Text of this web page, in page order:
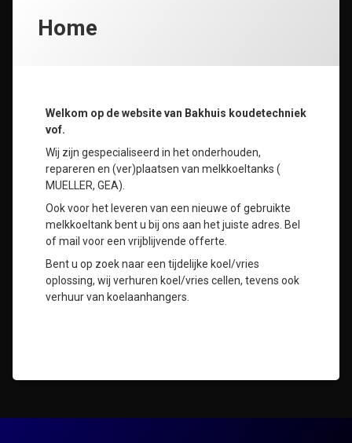
Home
Welkom op de website van Bakhuis koudetechniek
vof.
Wij zijn gespecialiseerd in het onderhouden,
repareren en (ver)plaatsen van melkkoeltanks (
MUELLER, GEA).
Ook voor het leveren van een nieuwe of gebruikte
melkkoeltank bent u bij ons aan het juiste adres. Bel
of mail voor een vrijblijvende offerte.
Bent u op zoek naar een tijdelijke koel/vries
oplossing, wij verhuren koel/vries cellen, tevens ook
verhuur van koelaanhangers.